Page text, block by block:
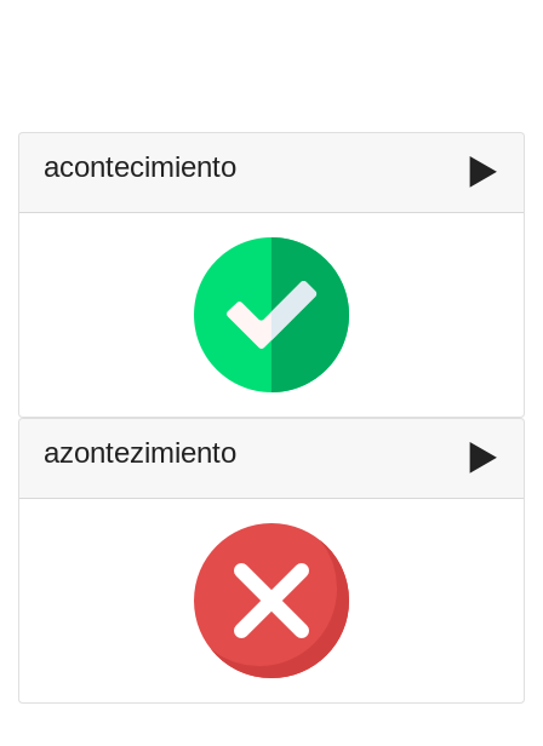
acontecimiento ▶️
azontezimiento ▶️